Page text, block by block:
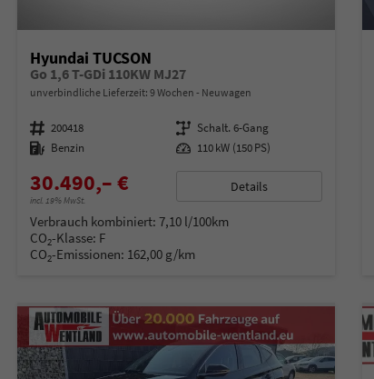
Hyundai TUCSON
Go 1,6 T-GDi 110KW MJ27
unverbindliche Lieferzeit: 9 Wochen Neuwagen
Fahrzeugnummer 200418 Getriebe Schalt. 6-Gang
Kraftstoff Benzin Leistung 110 kW (150 PS)
30.490,– €
incl. 19% MwSt.
Details
Verbrauch kombiniert: 7,10 l/100km
CO2-Klasse: F
CO2-Emissionen: 162,00 g/km